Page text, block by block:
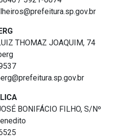
THOMAZ JOAQUIM, 74
BONIFÁCIO FILHO, S/Nº